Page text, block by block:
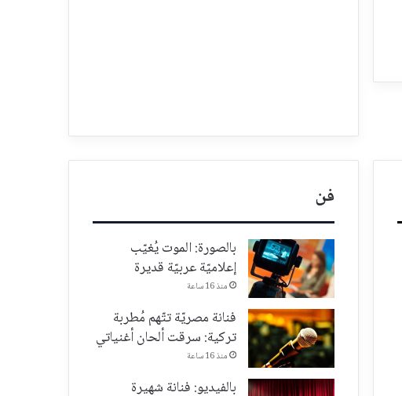
فن
بالصورة: الموت يُغيّب
إعلاميّة عربيّة قديرة
منذ 16 ساعة
فنانة مصريّة تتّهم مُطربة
تركية: سرقت ألحان أغنياتي
منذ 16 ساعة
بالفيديو: فنانة شهيرة